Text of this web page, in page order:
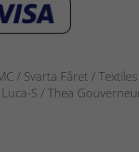
/ Svarta Fåret /
S / Thea